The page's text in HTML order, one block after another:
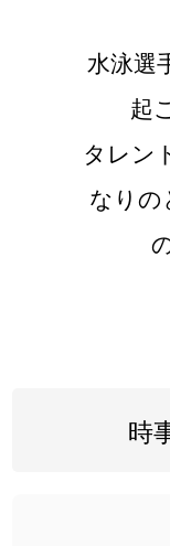
水泳選
起
タレン
なりの
時